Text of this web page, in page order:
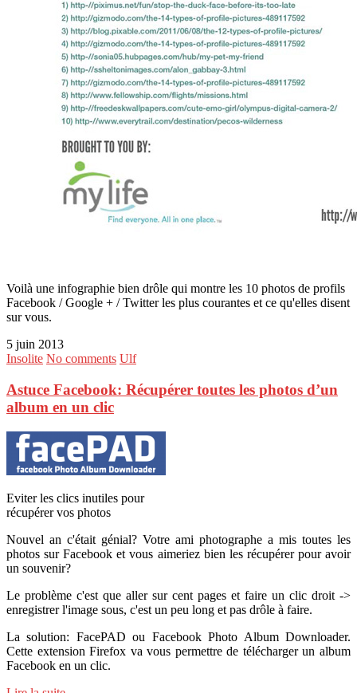
Voilà une infographie bien drôle qui montre les 10 photos de profils
Facebook / Google + / Twitter les plus courantes et ce qu'elles disent
sur vous.
5 juin 2013
Insolite No comments Ulf
Astuce Facebook: Récupérer toutes les photos d’un
album en un clic
Eviter les clics inutiles pour
récupérer vos photos
Nouvel an c'était génial? Votre ami photographe a mis toutes les
photos sur Facebook et vous aimeriez bien les récupérer pour avoir
un souvenir?
Le problème c'est que aller sur cent pages et faire un clic droit ->
enregistrer l'image sous, c'est un peu long et pas drôle à faire.
La solution: FacePAD ou Facebook Photo Album Downloader.
Cette extension Firefox va vous permettre de télécharger un album
Facebook en un clic.